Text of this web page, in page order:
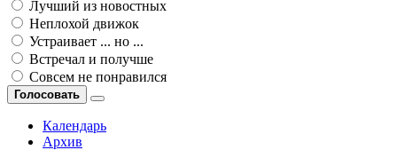
Лучший из новостных
Неплохой движок
Устраивает ... но ...
Встречал и получше
Совсем не понравился
Голосовать
Календарь
Архив